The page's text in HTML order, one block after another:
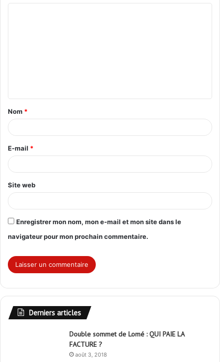
t
a
e
*
Nom *
E-mail *
Site web
Enregistrer mon nom, mon e-mail et mon site dans le
navigateur pour mon prochain commentaire.
Derniers articles
Double sommet de Lomé : QUI PAIE LA
FACTURE ?
août 3, 2018